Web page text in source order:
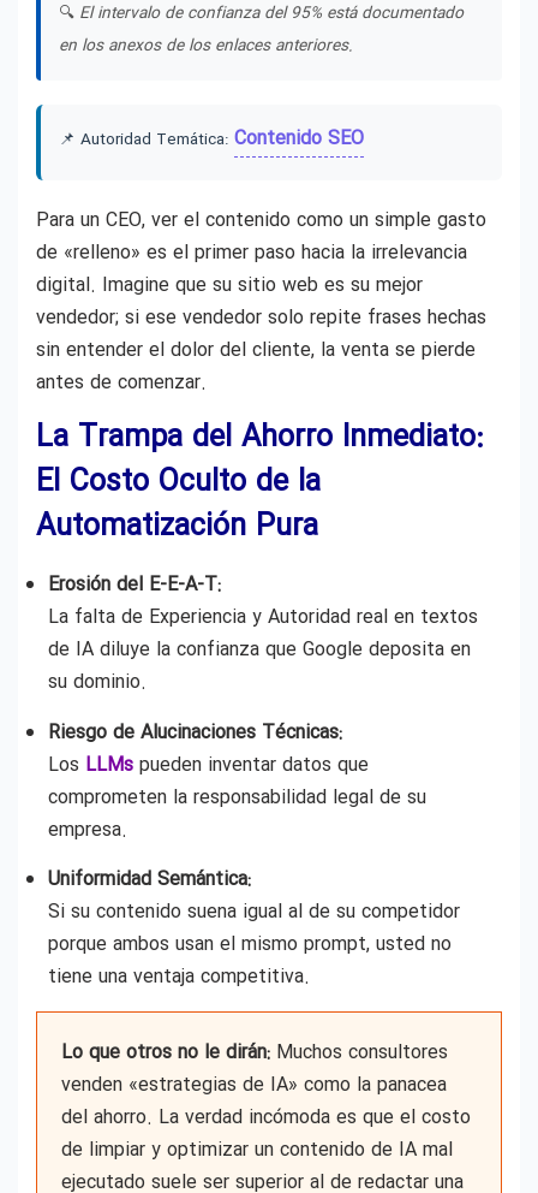
🔍 El intervalo de confianza del 95% está documentado
en los anexos de los enlaces anteriores.
📌 Autoridad Temática: Contenido SEO
Para un CEO, ver el contenido como un simple gasto
de «relleno» es el primer paso hacia la irrelevancia
digital. Imagine que su sitio web es su mejor
vendedor; si ese vendedor solo repite frases hechas
sin entender el dolor del cliente, la venta se pierde
antes de comenzar.
La Trampa del Ahorro Inmediato:
El Costo Oculto de la
Automatización Pura
Erosión del E-E-A-T:
La falta de Experiencia y Autoridad real en textos
de IA diluye la confianza que Google deposita en
su dominio.
Riesgo de Alucinaciones Técnicas:
Los LLMs pueden inventar datos que
comprometen la responsabilidad legal de su
empresa.
Uniformidad Semántica:
Si su contenido suena igual al de su competidor
porque ambos usan el mismo prompt, usted no
tiene una ventaja competitiva.
Lo que otros no le dirán: Muchos consultores
venden «estrategias de IA» como la panacea
del ahorro. La verdad incómoda es que el costo
de limpiar y optimizar un contenido de IA mal
ejecutado suele ser superior al de redactar una